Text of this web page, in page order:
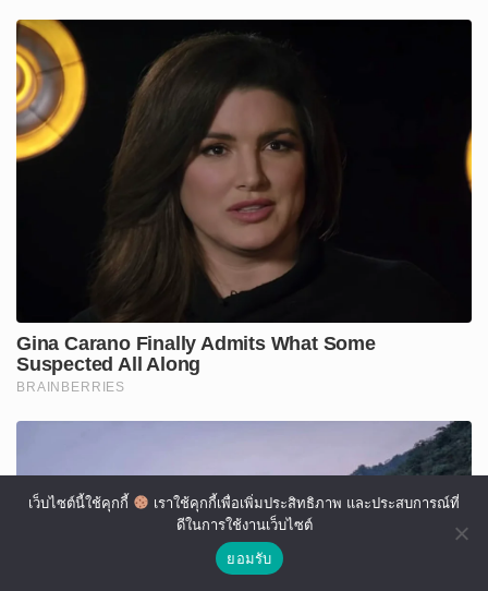
เว็บไซต์นี้ใช้คุกกี้
เราใช้คุกกี้เพื่อเพิ่มประสิทธิภาพ และประสบการณ์ที่
ดีในการใช้งานเว็บไซต์
ยอมรับ